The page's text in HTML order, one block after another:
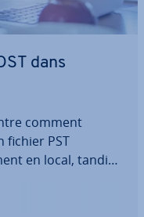
dans
comment
fichier PST
en local, tandis
que cela signifie